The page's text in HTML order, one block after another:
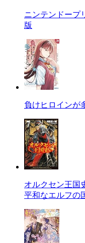
ニンテンドープ
版
負けヒロインが
オルクセン王国
平和なエルフの